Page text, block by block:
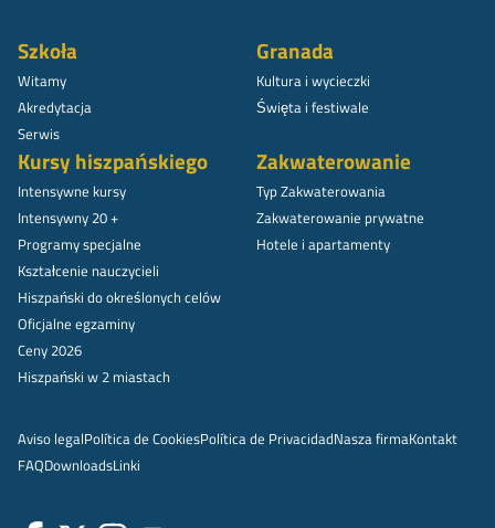
Szkoła
Witamy
Akredytacja
Serwis
Granada
Kultura i wycieczki
Święta i festiwale
Kursy hiszpańskiego
Intensywne kursy
Intensywny 20 +
Programy specjalne
Kształcenie nauczycieli
Hiszpański do określonych celów
Oficjalne egzaminy
Ceny 2026
Hiszpański w 2 miastach
Zakwaterowanie
Typ Zakwaterowania
Zakwaterowanie prywatne
Hotele i apartamenty
Aviso legalPolítica de CookiesPolítica de PrivacidadNasza firmaKontakt
FAQDownloadsLinki